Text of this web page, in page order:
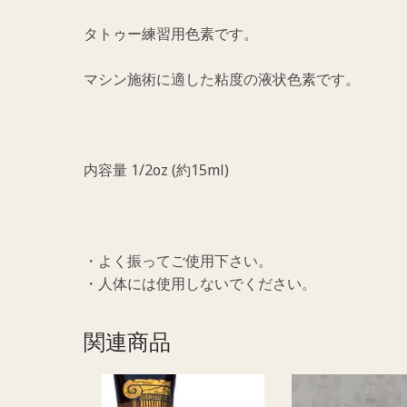
タトゥー練習用色素です。
マシン施術に適した粘度の液状色素です。
内容量 1/2oz (約15ml)
・よく振ってご使用下さい。
・人体には使用しないでください。
関連商品